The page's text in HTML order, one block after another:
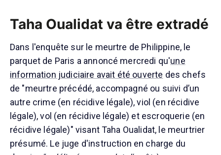
Taha Oualidat va être extradé
Dans l'enquête sur le meurtre de Philippine, le
parquet de Paris a annoncé mercredi qu'une
information judiciaire avait été ouverte des chefs
de "meurtre précédé, accompagné ou suivi d’un
autre crime (en récidive légale), viol (en récidive
légale), vol (en récidive légale) et escroquerie (en
récidive légale)" visant Taha Oualidat, le meurtrier
présumé. Le juge d'instruction en charge du